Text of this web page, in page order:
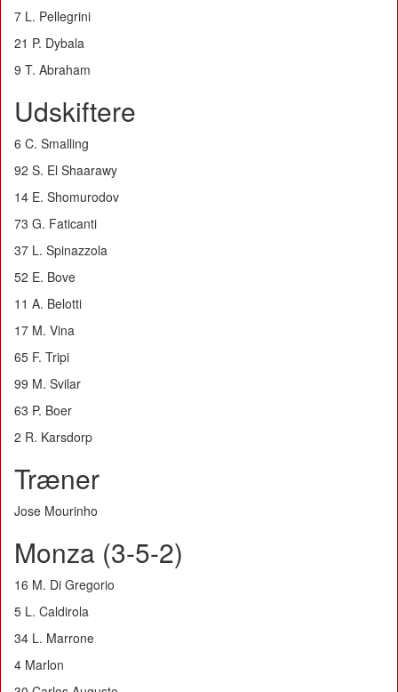
7 L. Pellegrini
21 P. Dybala
9 T. Abraham
Udskiftere
6 C. Smalling
92 S. El Shaarawy
14 E. Shomurodov
73 G. Faticanti
37 L. Spinazzola
52 E. Bove
11 A. Belotti
17 M. Vina
65 F. Tripi
99 M. Svilar
63 P. Boer
2 R. Karsdorp
Træner
Jose Mourinho
Monza (3-5-2)
16 M. Di Gregorio
5 L. Caldirola
34 L. Marrone
4 Marlon